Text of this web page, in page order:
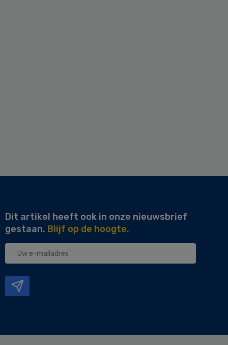
Dit artikel heeft ook in onze nieuwsbrief
gestaan. Blijf op de hoogte.
Uw